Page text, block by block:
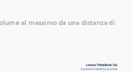
al massimo da una distanza di